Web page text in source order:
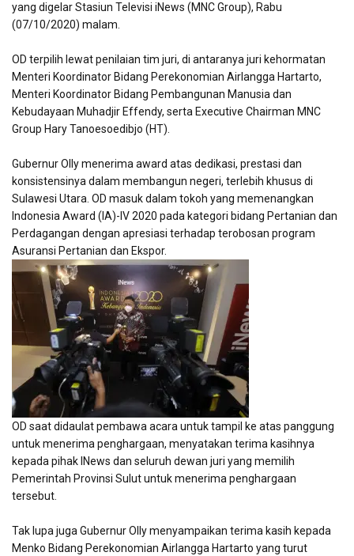
yang digelar Stasiun Televisi iNews (MNC Group), Rabu
(07/10/2020) malam.
OD terpilih lewat penilaian tim juri, di antaranya juri kehormatan
Menteri Koordinator Bidang Perekonomian Airlangga Hartarto,
Menteri Koordinator Bidang Pembangunan Manusia dan
Kebudayaan Muhadjir Effendy, serta Executive Chairman MNC
Group Hary Tanoesoedibjo (HT).
Gubernur Olly menerima award atas dedikasi, prestasi dan
konsistensinya dalam membangun negeri, terlebih khusus di
Sulawesi Utara. OD masuk dalam tokoh yang memenangkan
Indonesia Award (IA)-IV 2020 pada kategori bidang Pertanian dan
Perdagangan dengan apresiasi terhadap terobosan program
Asuransi Pertanian dan Ekspor.
OD saat didaulat pembawa acara untuk tampil ke atas panggung
untuk menerima penghargaan, menyatakan terima kasihnya
kepada pihak INews dan seluruh dewan juri yang memilih
Pemerintah Provinsi Sulut untuk menerima penghargaan
tersebut.
Tak lupa juga Gubernur Olly menyampaikan terima kasih kepada
Menko Bidang Perekonomian Airlangga Hartarto yang turut